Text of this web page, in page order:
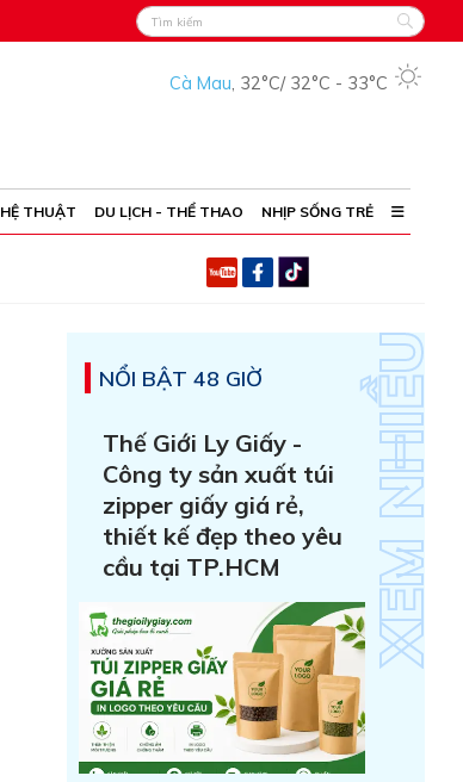
Cà Mau, 32°C/ 32°C - 33°C
THUẬT DU LỊCH - THỂ THAO NHỊP SỐNG TRẺ
NỔI BẬT 48 GIỜ
Thế Giới Ly Giấy -
Công ty sản xuất túi
zipper giấy giá rẻ,
thiết kế đẹp theo yêu
cầu tại TP.HCM